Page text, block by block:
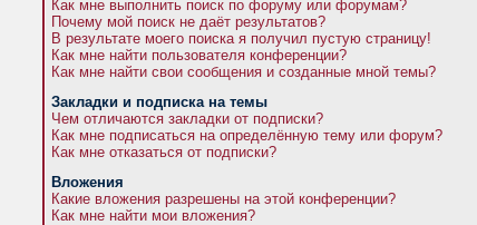
Как мне выполнить поиск по форуму или форумам?
Почему мой поиск не даёт результатов?
В результате моего поиска я получил пустую страницу!
Как мне найти пользователя конференции?
Как мне найти свои сообщения и созданные мной темы?
Закладки и подписка на темы
Чем отличаются закладки от подписки?
Как мне подписаться на определённую тему или форум?
Как мне отказаться от подписки?
Вложения
Какие вложения разрешены на этой конференции?
Как мне найти мои вложения?